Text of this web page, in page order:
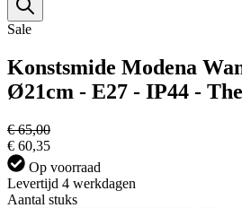
Sale
Konstsmide Modena
Ø21cm - E27 - IP44 -
€ 65,00
€ 60,35
Op voorraad
Levertijd 4 werkdagen
Aantal stuks